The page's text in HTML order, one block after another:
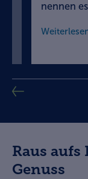
nennen
Raus aufs
Genuss